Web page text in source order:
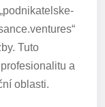
Tuto
a
oblasti.